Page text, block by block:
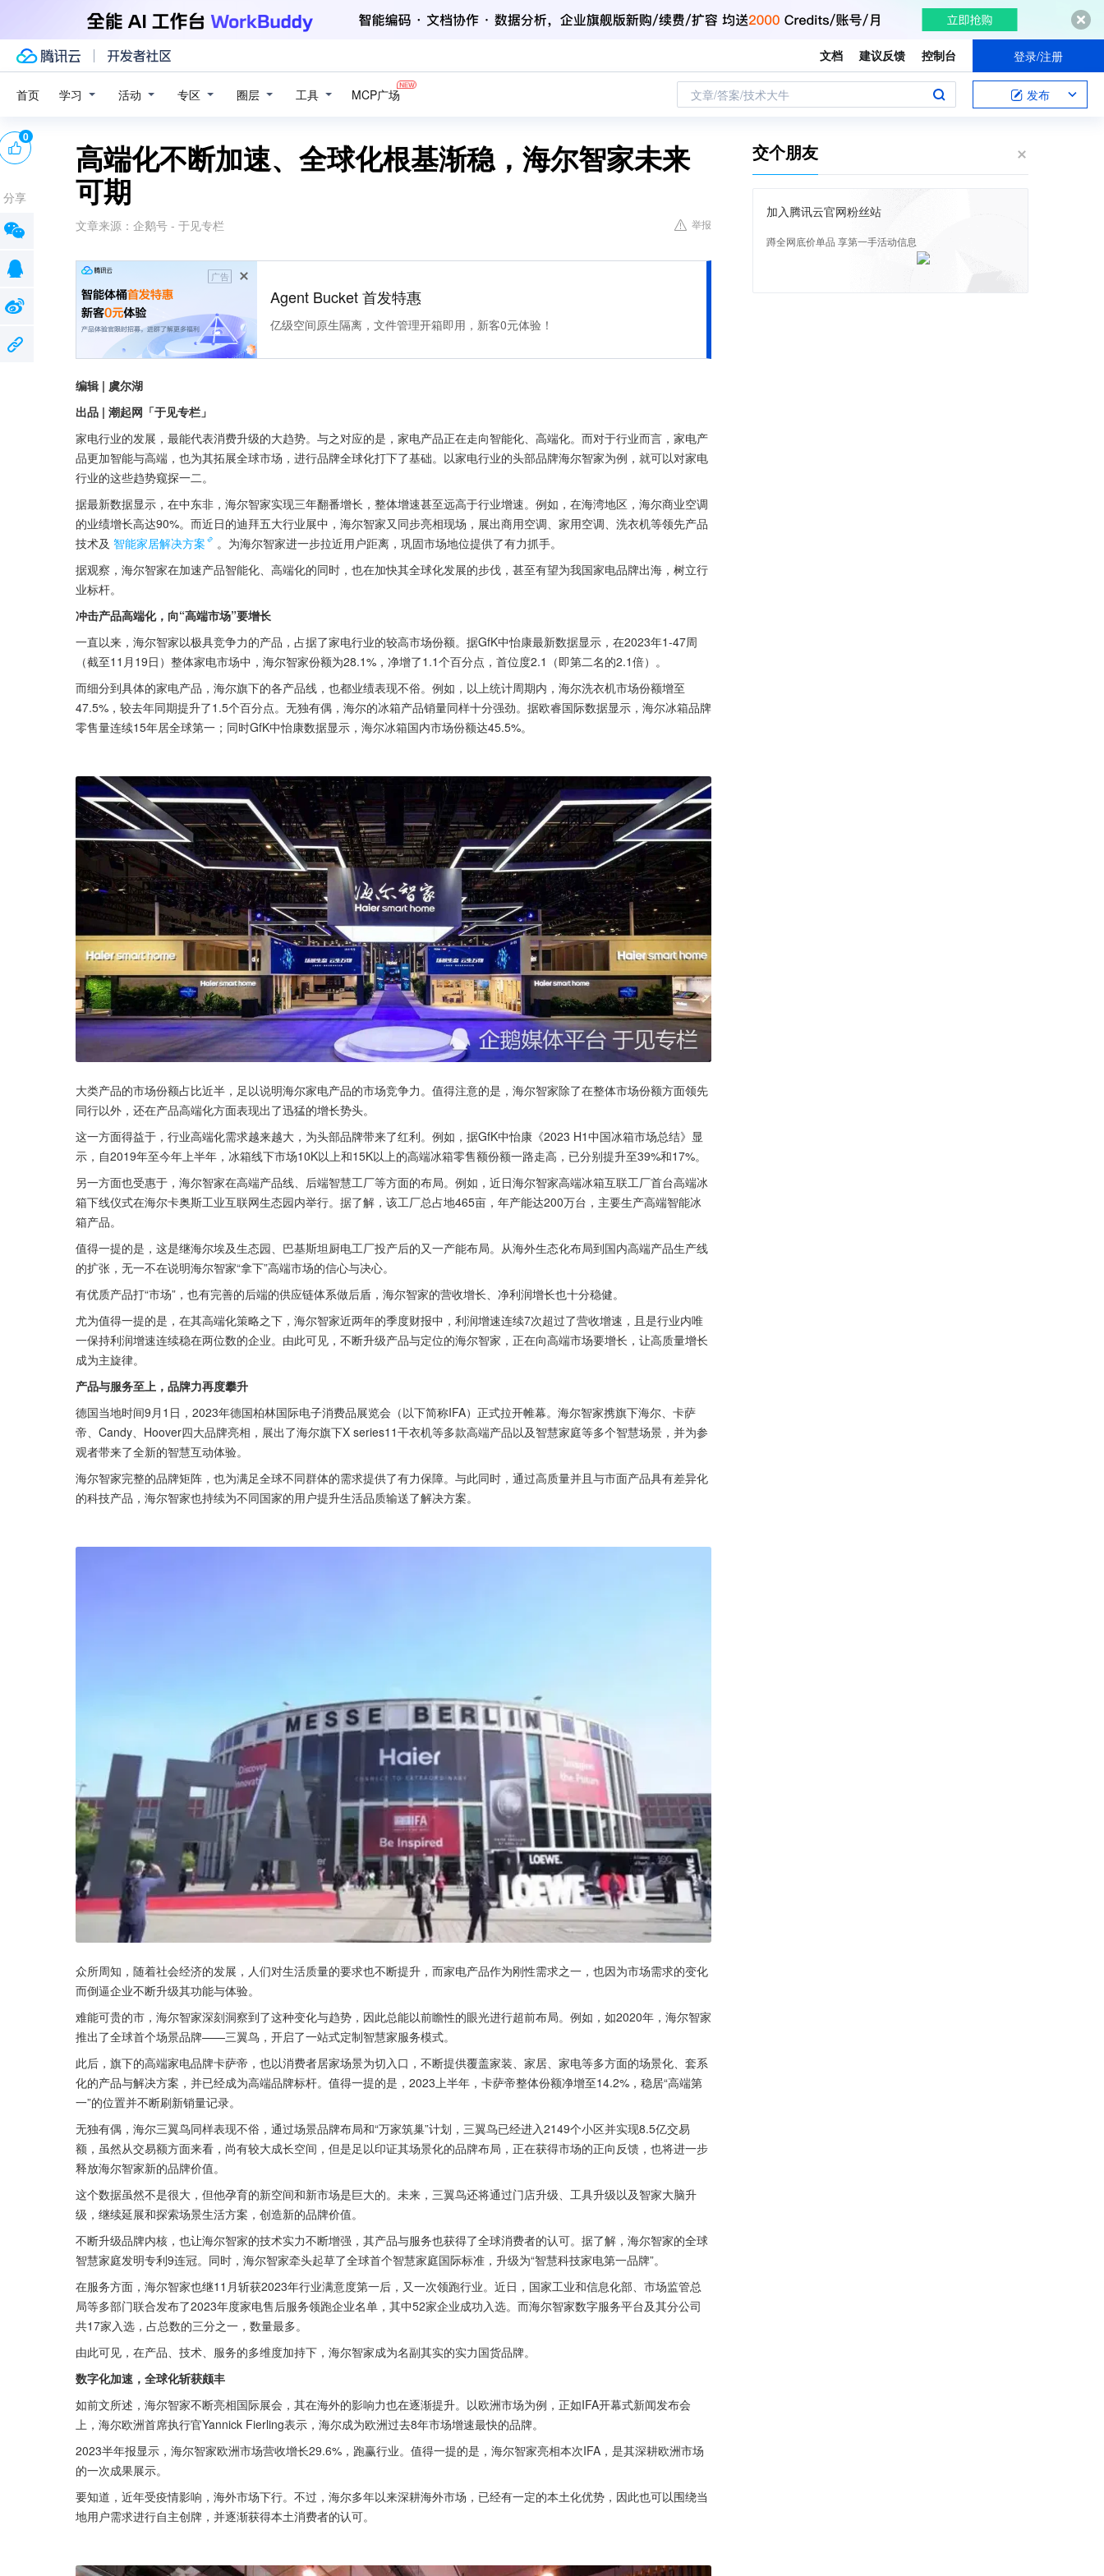
文档 建议反馈 控制台 登录/注册
首页 学习 活动 专区 圈层 工具 MCP广场 文章/答案/技术大牛 发布
高端化不断加速、全球化根基渐稳，海尔智家未来
可期
文章来源： 企鹅号 - 于见专栏 举报
广告
Agent Bucket 首发特惠
亿级空间原生隔离，文件管理开箱即用，新客0元体验！
编辑 | 虞尔湖
出品 | 潮起网「于见专栏」
家电行业的发展，最能代表消费升级的大趋势。与之对应的是，家电产品正在走向智能化、高端化。而对于行业而言，家电产
品更加智能与高端，也为其拓展全球市场，进行品牌全球化打下了基础。以家电行业的头部品牌海尔智家为例，就可以对家电
行业的这些趋势窥探一二。
据最新数据显示，在中东非，海尔智家实现三年翻番增长，整体增速甚至远高于行业增速。例如，在海湾地区，海尔商业空调
的业绩增长高达90%。而近日的迪拜五大行业展中，海尔智家又同步亮相现场，展出商用空调、家用空调、洗衣机等领先产品
技术及 智能家居解决方案
。为海尔智家进一步拉近用户距离，巩固市场地位提供了有力抓手。
据观察，海尔智家在加速产品智能化、高端化的同时，也在加快其全球化发展的步伐，甚至有望为我国家电品牌出海，树立行
业标杆。
冲击产品高端化，向“高端市场”要增长
一直以来，海尔智家以极具竞争力的产品，占据了家电行业的较高市场份额。据GfK中怡康最新数据显示，在2023年1-47周
（截至11月19日）整体家电市场中，海尔智家份额为28.1%，净增了1.1个百分点，首位度2.1（即第二名的2.1倍）。
而细分到具体的家电产品，海尔旗下的各产品线，也都业绩表现不俗。例如，以上统计周期内，海尔洗衣机市场份额增至
47.5%，较去年同期提升了1.5个百分点。无独有偶，海尔的冰箱产品销量同样十分强劲。据欧睿国际数据显示，海尔冰箱品牌
零售量连续15年居全球第一；同时GfK中怡康数据显示，海尔冰箱国内市场份额达45.5%。
大类产品的市场份额占比近半，足以说明海尔家电产品的市场竞争力。值得注意的是，海尔智家除了在整体市场份额方面领先
同行以外，还在产品高端化方面表现出了迅猛的增长势头。
这一方面得益于，行业高端化需求越来越大，为头部品牌带来了红利。例如，据GfK中怡康《2023 H1中国冰箱市场总结》显
示，自2019年至今年上半年，冰箱线下市场10K以上和15K以上的高端冰箱零售额份额一路走高，已分别提升至39%和17%。
另一方面也受惠于，海尔智家在高端产品线、后端智慧工厂等方面的布局。例如，近日海尔智家高端冰箱互联工厂首台高端冰
箱下线仪式在海尔卡奥斯工业互联网生态园内举行。据了解，该工厂总占地465亩，年产能达200万台，主要生产高端智能冰
箱产品。
值得一提的是，这是继海尔埃及生态园、巴基斯坦厨电工厂投产后的又一产能布局。从海外生态化布局到国内高端产品生产线
的扩张，无一不在说明海尔智家“拿下”高端市场的信心与决心。
有优质产品打“市场”，也有完善的后端的供应链体系做后盾，海尔智家的营收增长、净利润增长也十分稳健。
尤为值得一提的是，在其高端化策略之下，海尔智家近两年的季度财报中，利润增速连续7次超过了营收增速，且是行业内唯
一保持利润增速连续稳在两位数的企业。由此可见，不断升级产品与定位的海尔智家，正在向高端市场要增长，让高质量增长
成为主旋律。
产品与服务至上，品牌力再度攀升
德国当地时间9月1日，2023年德国柏林国际电子消费品展览会（以下简称IFA）正式拉开帷幕。海尔智家携旗下海尔、卡萨
帝、Candy、Hoover四大品牌亮相，展出了海尔旗下X series11干衣机等多款高端产品以及智慧家庭等多个智慧场景，并为参
观者带来了全新的智慧互动体验。
海尔智家完整的品牌矩阵，也为满足全球不同群体的需求提供了有力保障。与此同时，通过高质量并且与市面产品具有差异化
的科技产品，海尔智家也持续为不同国家的用户提升生活品质输送了解决方案。
众所周知，随着社会经济的发展，人们对生活质量的要求也不断提升，而家电产品作为刚性需求之一，也因为市场需求的变化
而倒逼企业不断升级其功能与体验。
难能可贵的市，海尔智家深刻洞察到了这种变化与趋势，因此总能以前瞻性的眼光进行超前布局。例如，如2020年，海尔智家
推出了全球首个场景品牌——三翼鸟，开启了一站式定制智慧家服务模式。
此后，旗下的高端家电品牌卡萨帝，也以消费者居家场景为切入口，不断提供覆盖家装、家居、家电等多方面的场景化、套系
化的产品与解决方案，并已经成为高端品牌标杆。值得一提的是，2023上半年，卡萨帝整体份额净增至14.2%，稳居“高端第
一”的位置并不断刷新销量记录。
无独有偶，海尔三翼鸟同样表现不俗，通过场景品牌布局和“万家筑巢”计划，三翼鸟已经进入2149个小区并实现8.5亿交易
额，虽然从交易额方面来看，尚有较大成长空间，但是足以印证其场景化的品牌布局，正在获得市场的正向反馈，也将进一步
释放海尔智家新的品牌价值。
这个数据虽然不是很大，但他孕育的新空间和新市场是巨大的。未来，三翼鸟还将通过门店升级、工具升级以及智家大脑升
级，继续延展和探索场景生活方案，创造新的品牌价值。
不断升级品牌内核，也让海尔智家的技术实力不断增强，其产品与服务也获得了全球消费者的认可。据了解，海尔智家的全球
智慧家庭发明专利9连冠。同时，海尔智家牵头起草了全球首个智慧家庭国际标准，升级为“智慧科技家电第一品牌”。
在服务方面，海尔智家也继11月斩获2023年行业满意度第一后，又一次领跑行业。近日，国家工业和信息化部、市场监管总
局等多部门联合发布了2023年度家电售后服务领跑企业名单，其中52家企业成功入选。而海尔智家数字服务平台及其分公司
共17家入选，占总数的三分之一，数量最多。
由此可见，在产品、技术、服务的多维度加持下，海尔智家成为名副其实的实力国货品牌。
数字化加速，全球化斩获颇丰
如前文所述，海尔智家不断亮相国际展会，其在海外的影响力也在逐渐提升。以欧洲市场为例，正如IFA开幕式新闻发布会
上，海尔欧洲首席执行官Yannick Fierling表示，海尔成为欧洲过去8年市场增速最快的品牌。
2023半年报显示，海尔智家欧洲市场营收增长29.6%，跑赢行业。值得一提的是，海尔智家亮相本次IFA，是其深耕欧洲市场
的一次成果展示。
要知道，近年受疫情影响，海外市场下行。不过，海尔多年以来深耕海外市场，已经有一定的本土化优势，因此也可以围绕当
地用户需求进行自主创牌，并逐渐获得本土消费者的认可。
0
分享
交个朋友
加入腾讯云官网粉丝站
蹲全网底价单品 享第一手活动信息